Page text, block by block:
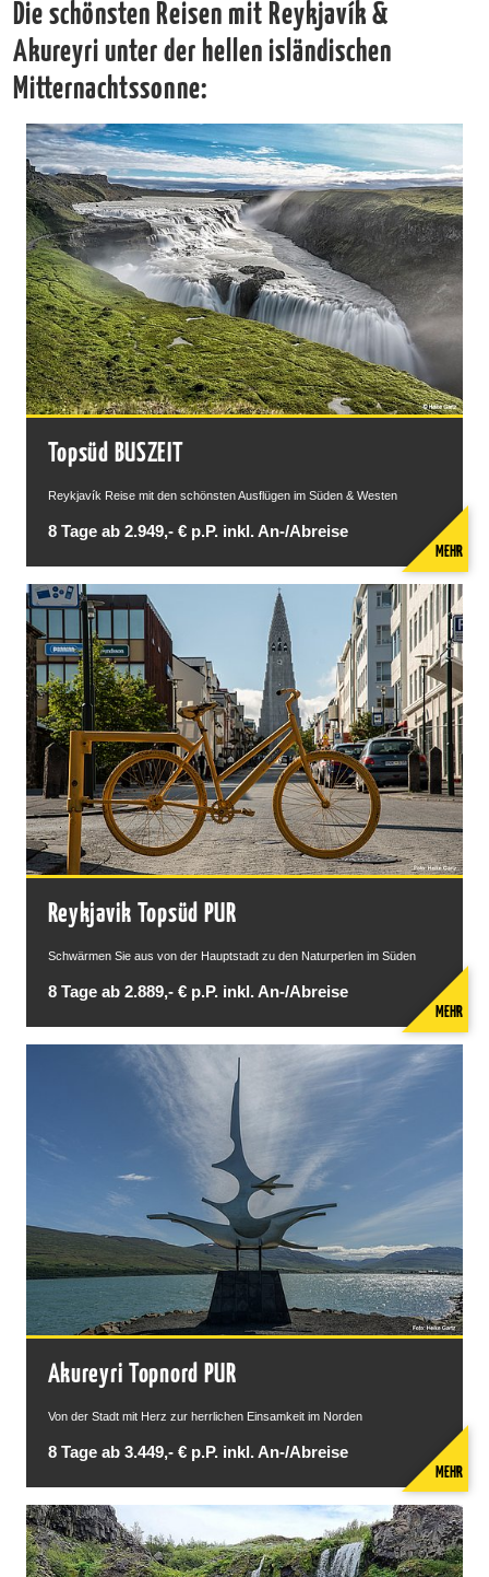
Die schönsten Reisen mit Reykjavík &
Akureyri unter der hellen isländischen
Mitternachtssonne:
Topsüd BUSZEIT
Reykjavík Reise mit den schönsten Ausflügen im Süden & Westen
8 Tage ab 2.949,- € p.P. inkl. An-/Abreise
MEHR
Reykjavik Topsüd PUR
Schwärmen Sie aus von der Hauptstadt zu den Naturperlen im Süden
8 Tage ab 2.889,- € p.P. inkl. An-/Abreise
MEHR
Akureyri Topnord PUR
Von der Stadt mit Herz zur herrlichen Einsamkeit im Norden
8 Tage ab 3.449,- € p.P. inkl. An-/Abreise
MEHR